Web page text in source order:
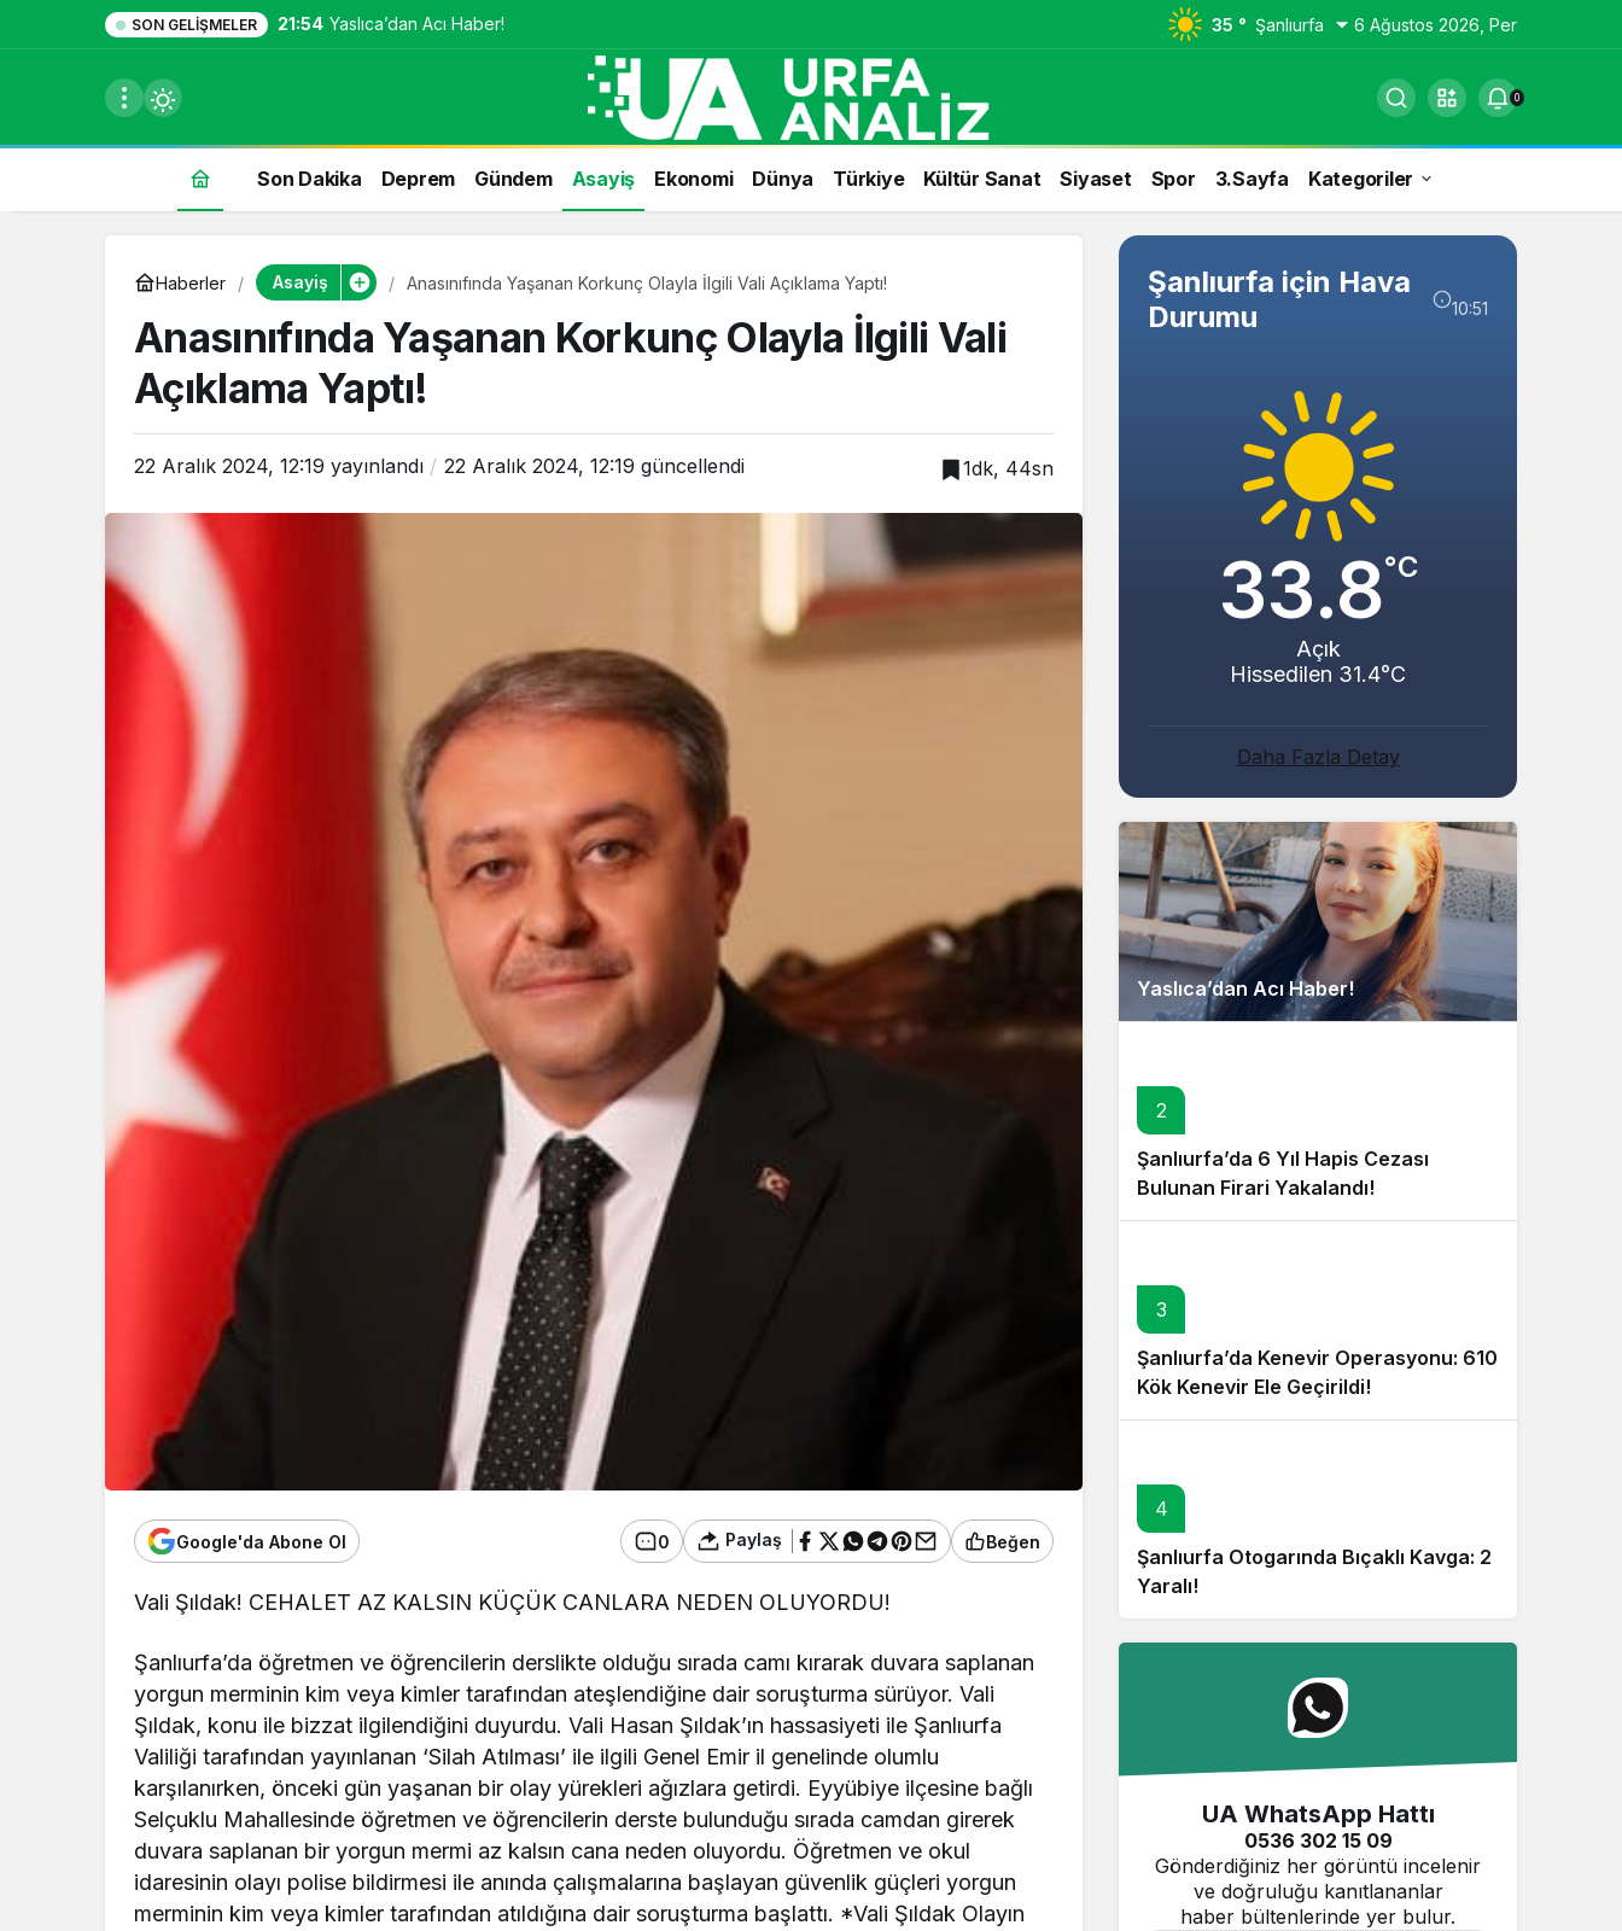
SON GELIŞMELER 21:54 Yaslıca’dan Acı Haber! 35 ° Şanlıurfa 6 Ağustos 2026, Per
0
Son Dakika Deprem Gündem Asayiş Ekonomi Dünya Türkiye Kültür Sanat Siyaset Spor 3.Sayfa Kategoriler
Haberler Asayiş Anasınıfında Yaşanan Korkunç Olayla İlgili Vali Açıklama Yaptı!
Anasınıfında Yaşanan Korkunç Olayla İlgili Vali
Açıklama Yaptı!
22 Aralık 2024, 12:19 yayınlandı 22 Aralık 2024, 12:19 güncellendi 1dk, 44sn
Google'da Abone Ol 0 Paylaş Beğen
Vali Şıldak! CEHALET AZ KALSIN KÜÇÜK CANLARA NEDEN OLUYORDU!
Şanlıurfa’da öğretmen ve öğrencilerin derslikte olduğu sırada camı kırarak duvara saplanan
yorgun merminin kim veya kimler tarafından ateşlendiğine dair soruşturma sürüyor. Vali
Şıldak, konu ile bizzat ilgilendiğini duyurdu. Vali Hasan Şıldak’ın hassasiyeti ile Şanlıurfa
Valiliği tarafından yayınlanan ‘Silah Atılması’ ile ilgili Genel Emir il genelinde olumlu
karşılanırken, önceki gün yaşanan bir olay yürekleri ağızlara getirdi. Eyyübiye ilçesine bağlı
Selçuklu Mahallesinde öğretmen ve öğrencilerin derste bulunduğu sırada camdan girerek
duvara saplanan bir yorgun mermi az kalsın cana neden oluyordu. Öğretmen ve okul
idaresinin olayı polise bildirmesi ile anında çalışmalarına başlayan güvenlik güçleri yorgun
merminin kim veya kimler tarafından atıldığına dair soruşturma başlattı. *Vali Şıldak Olayın
Şanlıurfa için Hava
Durumu
10:51
33.8°C
Açık
Hissedilen 31.4°C
Daha Fazla Detay
Yaslıca’dan Acı Haber!
2
Şanlıurfa’da 6 Yıl Hapis Cezası
Bulunan Firari Yakalandı!
3
Şanlıurfa’da Kenevir Operasyonu: 610
Kök Kenevir Ele Geçirildi!
4
Şanlıurfa Otogarında Bıçaklı Kavga: 2
Yaralı!
UA WhatsApp Hattı
0536 302 15 09
Gönderdiğiniz her görüntü incelenir
ve doğruluğu kanıtlananlar
haber bültenlerinde yer bulur.